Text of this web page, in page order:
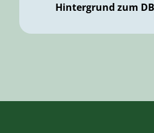
Hintergrund zum